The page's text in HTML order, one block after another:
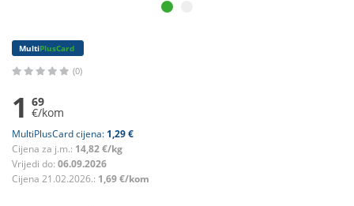
MultiPlusCard
(0)
1 69
€/kom
MultiPlusCard cijena: 1,29 €
Cijena za j.m.: 14,82 €/kg
Vrijedi do: 06.09.2026
Cijena 21.02.2026.: 1,69 €/kom